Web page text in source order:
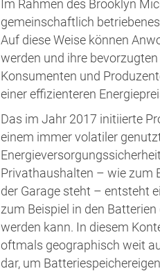
Im Rahmen des Brooklyn
gemeinschaftlich
Auf diese Weise können
werden und ihre
Konsumenten und
einer effizienteren
Das im Jahr 2017 initiierte
einem immer volatiler
Privathaushalten – wie zum
der Garage steht – entsteht
zum Beispiel in den
werden kann. In diesem
oftmals geographisch weit
dar, um